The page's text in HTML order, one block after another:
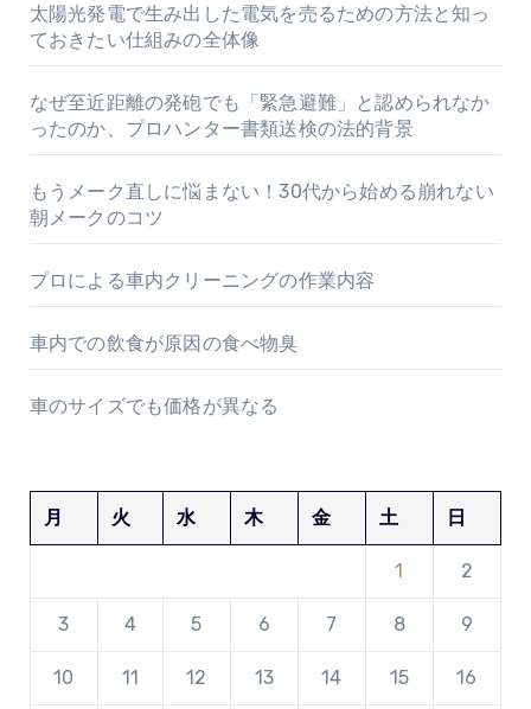
太陽光発電で生み出した電気を売るための方法と知っ
ておきたい仕組みの全体像
なぜ至近距離の発砲でも「緊急避難」と認められなか
ったのか、プロハンター書類送検の法的背景
もうメーク直しに悩まない！30代から始める崩れない
朝メークのコツ
プロによる車内クリーニングの作業内容
車内での飲食が原因の食べ物臭
車のサイズでも価格が異なる
月 火 水 木 金 土 日
1 2
3 4 5 6 7 8 9
10 11 12 13 14 15 16